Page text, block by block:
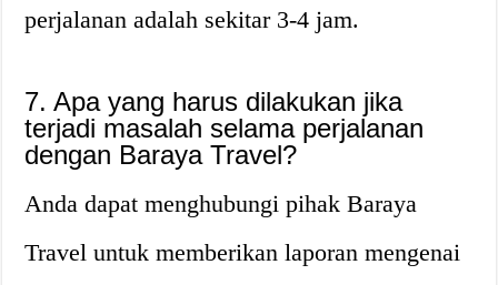
perjalanan adalah sekitar 3-4 jam.
7. Apa yang harus dilakukan jika
terjadi masalah selama perjalanan
dengan Baraya Travel?
Anda dapat menghubungi pihak Baraya
Travel untuk memberikan laporan mengenai